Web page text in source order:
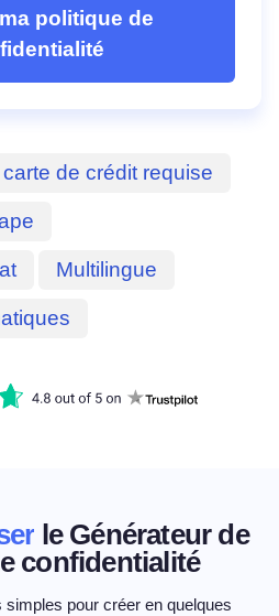
politique de
de crédit requise
Multilingue
le Générateur de
confidentialité
pour créer en quelques